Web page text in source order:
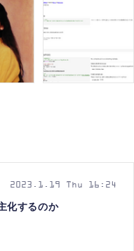
化するのか
2023.1.19 Thu 16:24